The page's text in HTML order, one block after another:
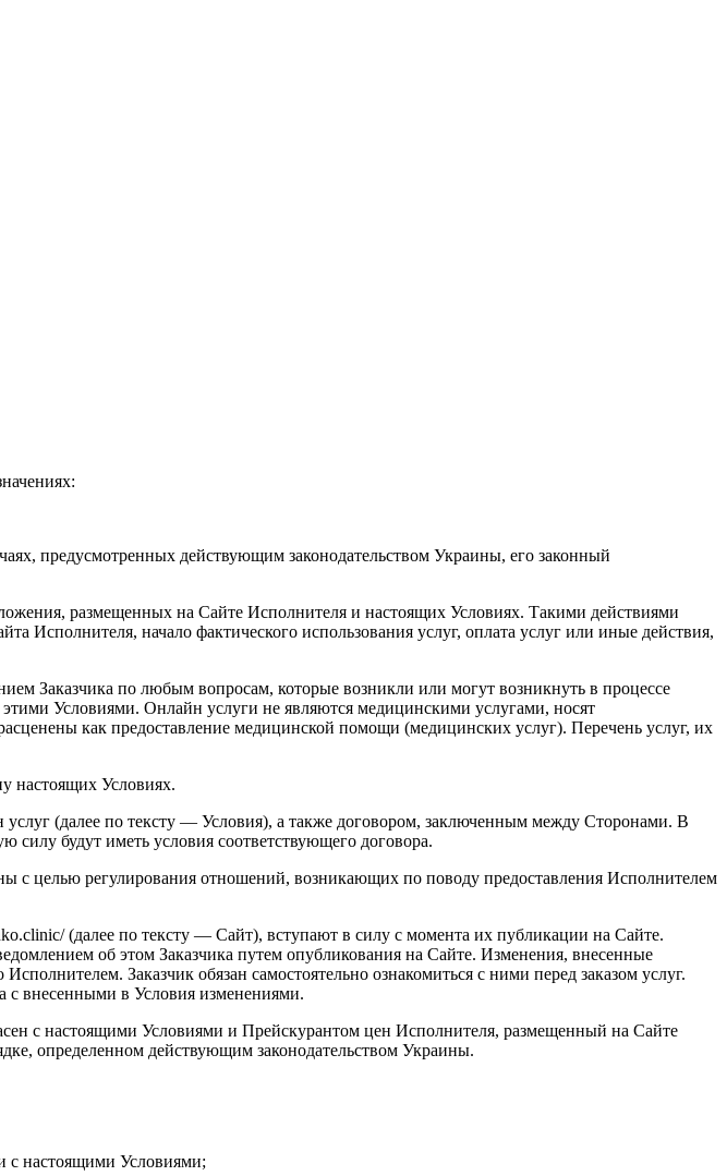
предусмотренных действующим законодательством Украины, его законный
размещенных на Сайте Исполнителя и настоящих Условиях. Такими действиями
Исполнителя, начало фактического использования услуг, оплата услуг или иные действия,
Заказчика по любым вопросам, которые возникли или могут возникнуть в процессе
Условиями. Онлайн услуги не являются медицинскими услугами, носят
как предоставление медицинской помощи (медицинских услуг). Перечень услуг, их
настоящих Условиях.
(далее по тексту — Условия), а также договором, заключенным между Сторонами. В
будут иметь условия соответствующего договора.
с целью регулирования отношений, возникающих по поводу предоставления Исполнителем
(далее по тексту — Сайт), вступают в силу с момента их публикации на Сайте.
об этом Заказчика путем опубликования на Сайте. Изменения, внесенные
Заказчик обязан самостоятельно ознакомиться с ними перед заказом услуг.
с внесенными в Условия изменениями.
с настоящими Условиями и Прейскурантом цен Исполнителя, размещенный на Сайте
определенном действующим законодательством Украины.
с настоящими Условиями;